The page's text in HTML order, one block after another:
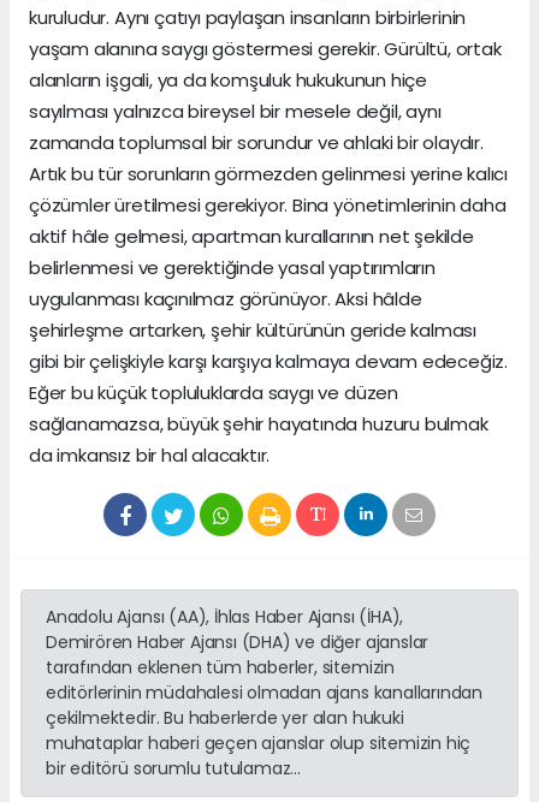
kuruludur. Aynı çatıyı paylaşan insanların birbirlerinin
yaşam alanına saygı göstermesi gerekir. Gürültü, ortak
alanların işgali, ya da komşuluk hukukunun hiçe
sayılması yalnızca bireysel bir mesele değil, aynı
zamanda toplumsal bir sorundur ve ahlaki bir olaydır.
Artık bu tür sorunların görmezden gelinmesi yerine kalıcı
çözümler üretilmesi gerekiyor. Bina yönetimlerinin daha
aktif hâle gelmesi, apartman kurallarının net şekilde
belirlenmesi ve gerektiğinde yasal yaptırımların
uygulanması kaçınılmaz görünüyor. Aksi hâlde
şehirleşme artarken, şehir kültürünün geride kalması
gibi bir çelişkiyle karşı karşıya kalmaya devam edeceğiz.
Eğer bu küçük topluluklarda saygı ve düzen
sağlanamazsa, büyük şehir hayatında huzuru bulmak
da imkansız bir hal alacaktır.
Anadolu Ajansı (AA), İhlas Haber Ajansı (İHA),
Demirören Haber Ajansı (DHA) ve diğer ajanslar
tarafından eklenen tüm haberler, sitemizin
editörlerinin müdahalesi olmadan ajans kanallarından
çekilmektedir. Bu haberlerde yer alan hukuki
muhataplar haberi geçen ajanslar olup sitemizin hiç
bir editörü sorumlu tutulamaz...